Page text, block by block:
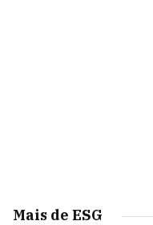
Mais de ESG